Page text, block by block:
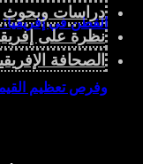
القطن في إفريقيا:
وفرص تعظيم
دراسات وبحوث
نظرة على
الصحافة